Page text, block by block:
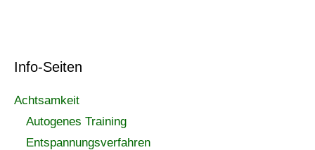
Info-Seiten
Achtsamkeit
Autogenes Training
Entspannungsverfahren